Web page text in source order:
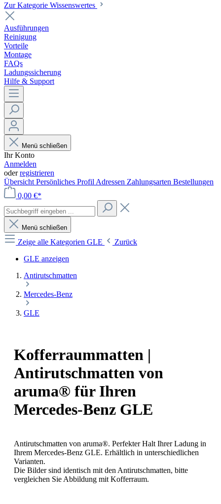
Zur Kategorie Wissenswertes
Ausführungen
Reinigung
Vorteile
Montage
FAQs
Ladungssicherung
Hilfe & Support
Menü schließen
Ihr Konto
Anmelden
oderregistrieren
Übersicht Persönliches Profil Adressen Zahlungsarten Bestellungen
0,00 €*
Menü schließen
Zeige alle Kategorien GLE
Zurück
GLE anzeigen
Antirutschmatten
Mercedes-Benz
GLE
Kofferraummatten |
Antirutschmatten von
aruma® für Ihren
Mercedes-Benz GLE
Antirutschmatten von aruma®. Perfekter Halt Ihrer Ladung in
Ihrem Mercedes-Benz GLE. Erhältlich in unterschiedlichen
Varianten.
Die Bilder sind identisch mit den Antirutschmatten, bitte
vergleichen Sie Abbildung mit Kofferraum.